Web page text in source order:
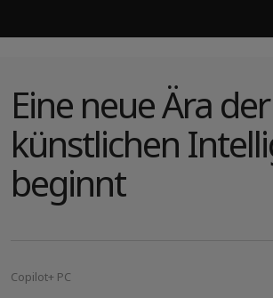
Eine neue Ära der
künstlichen
beginnt
Copilot+ PC